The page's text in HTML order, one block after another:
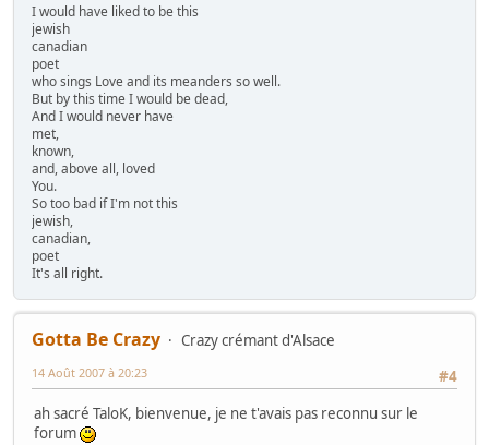
I would have liked to be this
jewish
canadian
poet
who sings Love and its meanders so well.
But by this time I would be dead,
And I would never have
met,
known,
and, above all, loved
You.
So too bad if I'm not this
jewish,
canadian,
poet
It's all right.
Gotta Be Crazy
Crazy crémant d'Alsace
#4
14 Août 2007 à 20:23
ah sacré TaloK, bienvenue, je ne t'avais pas reconnu sur le
forum